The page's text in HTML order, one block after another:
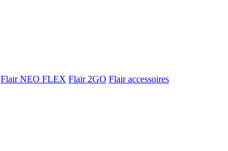
Flair NEO FLEX Flair 2GO Flair accessoires